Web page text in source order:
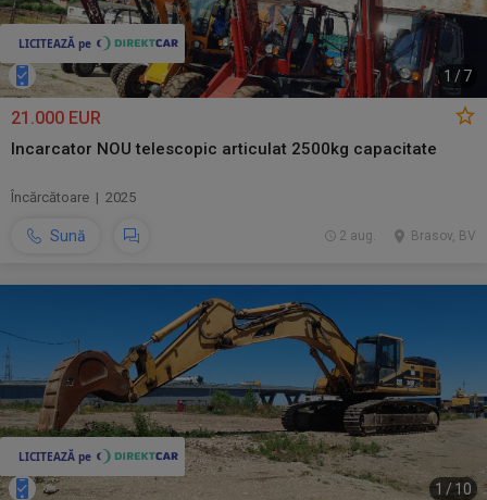
1 / 7
21.000 EUR
Incarcator NOU telescopic articulat 2500kg capacitate
Încărcătoare | 2025
Sună Brasov, BV
2 aug.
1 /10